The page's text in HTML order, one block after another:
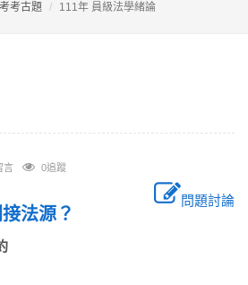
考古題 111年 員級法學緒論
言 0追蹤
問題討論
接法源？